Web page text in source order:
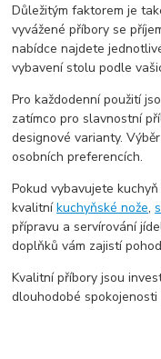
Důležitým faktorem je
vyvážené příbory se
nabídce najdete
vybavení stolu podle
Pro každodenní použití
zatímco pro slavnostní
designové varianty.
osobních preferencích.
Pokud vybavujete
kvalitníkuchyňské nože,
přípravu a servírování
doplňků vám zajistí
Kvalitní příbory jsou
dlouhodobé spokojenosti